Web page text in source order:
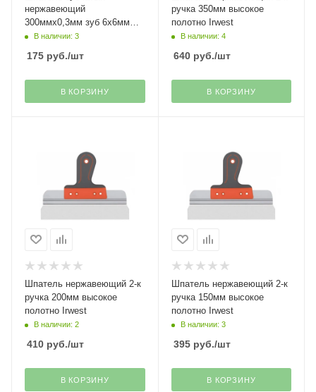
нержавеющий
300ммх0,3мм зуб 6х6мм
Stayer
В наличии: 3
175 руб./шт
В КОРЗИНУ
ручка 350мм высокое
полотно Irwest
В наличии: 4
640руб./шт
В КОРЗИНУ
Шпатель нержавеющий 2-к
ручка 200мм высокое
полотно Irwest
В наличии: 2
410 руб./шт
В КОРЗИНУ
Шпатель нержавеющий 2-к
ручка 150мм высокое
полотно Irwest
В наличии: 3
395руб./шт
В КОРЗИНУ